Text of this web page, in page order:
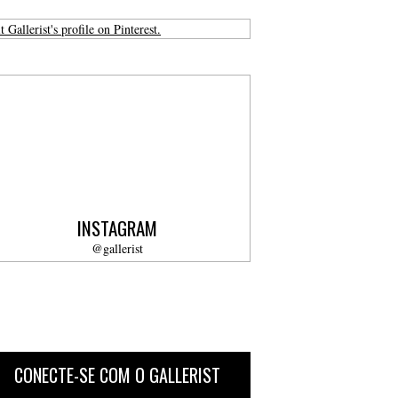
Gallerist's profile on Pinterest.
INSTAGRAM
@gallerist
CONECTE-SE COM O GALLERIST